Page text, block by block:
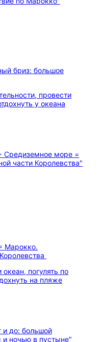
бриз: большое
провести
у океана
Марокко.
погулять по
на пляже